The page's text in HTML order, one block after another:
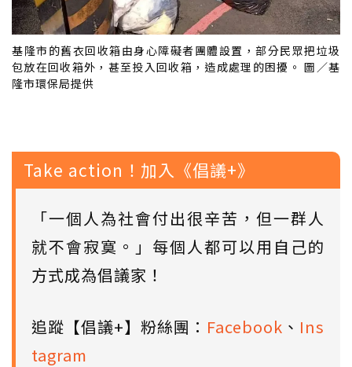
基隆市的舊衣回收箱由身心障礙者團體設置，部分民眾把垃圾
包放在回收箱外，甚至投入回收箱，造成處理的困擾。 圖／基
隆市環保局提供
Take action！加入《倡議+》
「一個人為社會付出很辛苦，但一群人
就不會寂寞。」每個人都可以用自己的
方式成為倡議家！
追蹤【倡議+】粉絲團： Facebook 、 Ins
tagram